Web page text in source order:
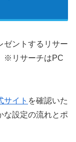
ゼントするリサー
※リサーチはPC
サイト を確認いた
な設定の流れとポ